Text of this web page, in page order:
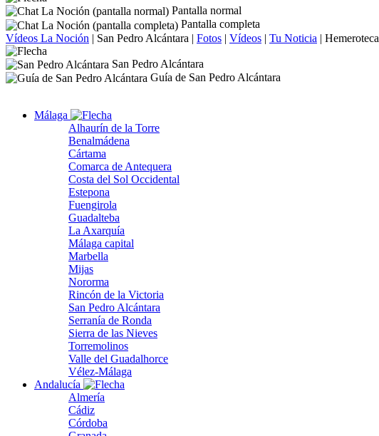
Pantalla normal
Pantalla completa
Vídeos La Noción | San Pedro Alcántara | Fotos | Vídeos | Tu Noticia | Hemeroteca
San Pedro Alcántara
Guía de San Pedro Alcántara
Málaga
Alhaurín de la Torre
Benalmádena
Cártama
Comarca de Antequera
Costa del Sol Occidental
Estepona
Fuengirola
Guadalteba
La Axarquía
Málaga capital
Marbella
Mijas
Nororma
Rincón de la Victoria
San Pedro Alcántara
Serranía de Ronda
Sierra de las Nieves
Torremolinos
Valle del Guadalhorce
Vélez-Málaga
Andalucía
Almería
Cádiz
Córdoba